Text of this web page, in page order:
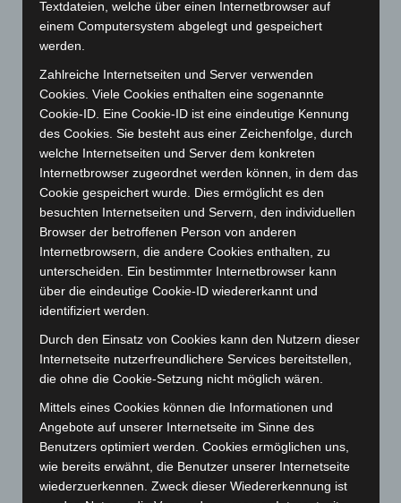
Oktober 2025(112)
September 2025
August 2025 (90)
Juli 2025
(90)
Juni 2025(103)
Mai 2025 (112)
April 2025(88)
März 2025(111)
Februar 2025 (96)
Januar 2025(88)
Dezember 2024(89)
Oktober 2024(93)
September 2024(112)
August 2024(107)
Juli 2024(89)
Juni 2024(107)
Mai 2024(149)
Textdateien, welche über einen Internetbrowser auf
einem Computersystem abgelegt und gespeichert
werden.
Zahlreiche Internetseiten und Server verwenden
Cookies. Viele Cookies enthalten eine sogenannte
Cookie-ID. Eine Cookie-ID ist eine eindeutige Kennung
des Cookies. Sie besteht aus einer Zeichenfolge, durch
welche Internetseiten und Server dem konkreten
Internetbrowser zugeordnet werden können, in dem das
Cookie gespeichert wurde. Dies ermöglicht es den
besuchten Internetseiten und Servern, den individuellen
Browser der betroffenen Person von anderen
Internetbrowsern, die andere Cookies enthalten, zu
unterscheiden. Ein bestimmter Internetbrowser kann
über die eindeutige Cookie-ID wiedererkannt und
identifiziert werden.
Durch den Einsatz von Cookies kann den Nutzern dieser
Internetseite nutzerfreundlichere Services bereitstellen,
die ohne die Cookie-Setzung nicht möglich wären.
Mittels eines Cookies können die Informationen und
Angebote auf unserer Internetseite im Sinne des
Benutzers optimiert werden. Cookies ermöglichen uns,
wie bereits erwähnt, die Benutzer unserer Internetseite
wiederzuerkennen. Zweck dieser Wiedererkennung ist